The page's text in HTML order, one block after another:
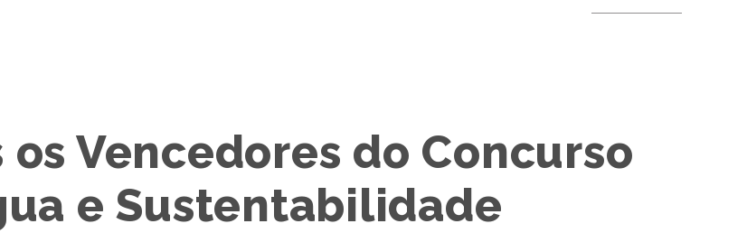
Vencedores do Concurso
e Sustentabilidade